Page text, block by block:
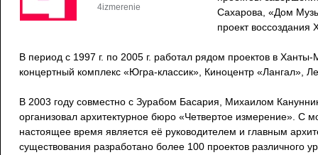
4izmerenie
Сахарова, «Дом
проект
В период с 1997 г. по 2005 г. работал рядом проектов в
концертный комплекс «Югра-классик», Киноцентр «Лангал»,
В 2003 году совместно с Зурабом Басария, Михаилом
организовал архитектурное бюро «Четвертое измерение». С
настоящее время является её руководителем и главным
существования разработано более 100 проектов различного